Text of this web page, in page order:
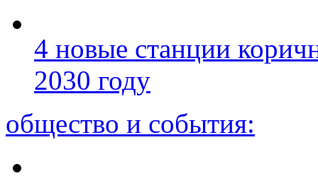
4 новые станции
2030 году
общество и события: